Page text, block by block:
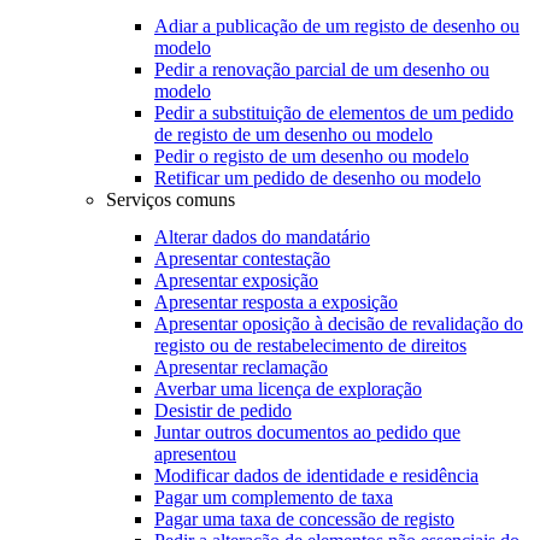
Adiar a publicação de um registo de desenho ou
modelo
Pedir a renovação parcial de um desenho ou
modelo
Pedir a substituição de elementos de um pedido
de registo de um desenho ou modelo
Pedir o registo de um desenho ou modelo
Retificar um pedido de desenho ou modelo
Serviços comuns
Alterar dados do mandatário
Apresentar contestação
Apresentar exposição
Apresentar resposta a exposição
Apresentar oposição à decisão de revalidação do
registo ou de restabelecimento de direitos
Apresentar reclamação
Averbar uma licença de exploração
Desistir de pedido
Juntar outros documentos ao pedido que
apresentou
Modificar dados de identidade e residência
Pagar um complemento de taxa
Pagar uma taxa de concessão de registo